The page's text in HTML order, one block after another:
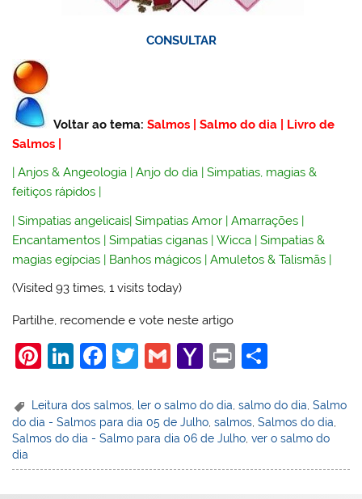
CONSULTAR
Voltar ao tema:Salmos |Salmo do dia
Livro de
Salmos
|Anjos & Angeologia |Anjo do dia |Simpatias, magias &
feitiços rápidos
|Simpatias angelicais|Simpatias Amor |Amarrações |
Encantamentos |Simpatias ciganas |Wicca |Simpatias &
magias egípcias | Banhos mágicos |Amuletos & Talismãs |
(Visited 93 times, 1 visits today)
Partilhe, recomende e vote neste artigo
Pi
er
e
Li
k
e
F
c
e
T
itt
er
G
ai
l
Y
h
o
Pr
t
ar
e
Leitura dos salmos ler o salmo do dia ,salmo do dia ,Salmo
do dia - Salmos para dia 05 de Julho,salmos,Salmos do dia,
Salmos do dia - Salmo para dia 06 de Julho,ver o salmo do
dia